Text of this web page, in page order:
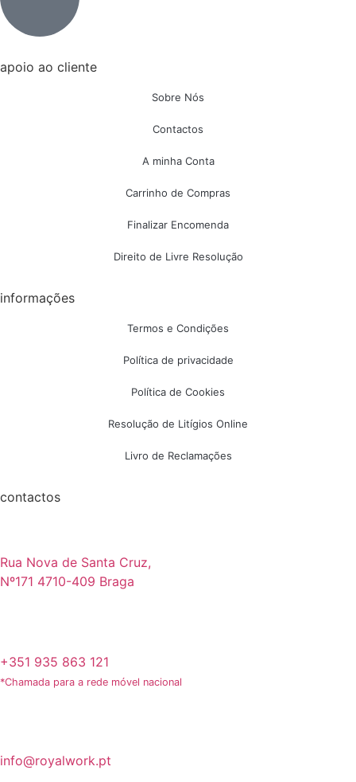
apoio ao cliente
Sobre Nós
Contactos
A minha Conta
Carrinho de Compras
Finalizar Encomenda
Direito de Livre Resolução
informações
Termos e Condições
Política de privacidade
Política de Cookies
Resolução de Litígios Online
Livro de Reclamações
contactos
Rua Nova de Santa Cruz,
Nº171 4710-409 Braga
+351 935 863 121
*Chamada para a rede móvel nacional
info@royalwork.pt